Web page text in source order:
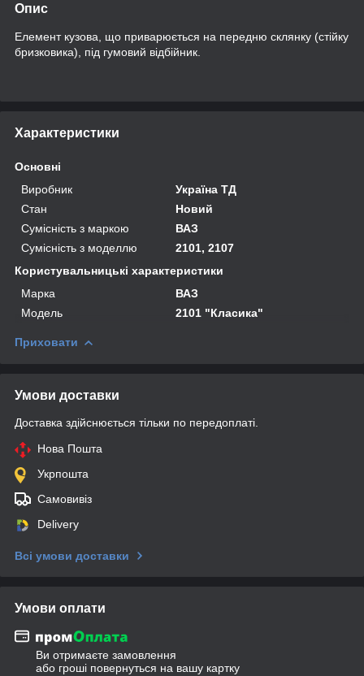
Опис
Елемент кузова, що приварюється на передню склянку (стійку
бризковика), під гумовий відбійник.
Характеристики
Основні
Виробник
Україна ТД
Стан
Новий
Сумісність з маркою
ВАЗ
Сумісність з моделлю
2101, 2107
Користувальницькі характеристики
Марка
ВАЗ
Мoдель
2101 "Класика"
Приховати
Умови доставки
Доставка здійснюється тільки по передоплаті.
Нова Пошта
Укрпошта
Самовивіз
Delivery
Всі умови доставки
Умови оплати
Ви отримаєте замовлення
або гроші повернуться на вашу картку